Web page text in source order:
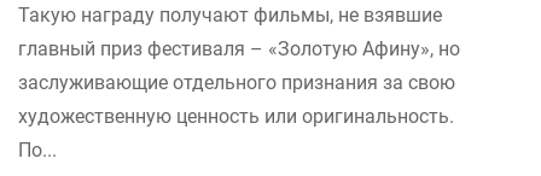
Такую награду получают фильмы, не взявшие
главный приз фестиваля – «Золотую Афину», но
заслуживающие отдельного признания за свою
художественную ценность или оригинальность.
По...